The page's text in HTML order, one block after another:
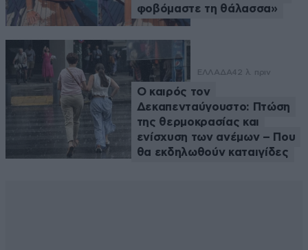
φοβόμαστε τη θάλασσα»
ΕΛΛΑΔΑ42 λ. πριν
Ο καιρός τον
Δεκαπενταύγουστο: Πτώση
της θερμοκρασίας και
ενίσχυση των ανέμων – Που
θα εκδηλωθούν καταιγίδες